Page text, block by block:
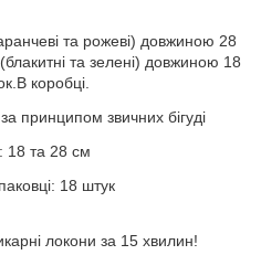
та рожеві) довжиною 28
та зелені) довжиною 18
коробці.
принципом звичних бігуді
18 та 28 см
18 штук
локони за 15 хвилин!